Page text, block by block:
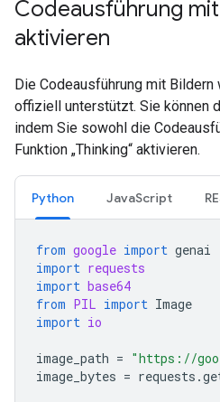
Codeausführung
aktivieren
Die Codeausführung mit Bildern
offiziell unterstützt. Sie können
indem Sie sowohl die
Funktion „Thinking“ aktivieren.
Python JavaScript
from google import genai
import requests
import base64
from PIL import Image
import io
image_path = "https://
image_bytes = requests .